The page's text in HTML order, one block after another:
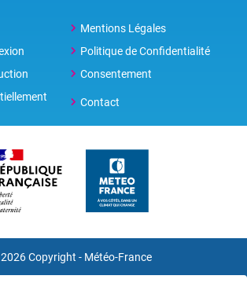
Mentions Légales
Politique de Confidentialité
Consentement
Contact
Copyright - Météo-France